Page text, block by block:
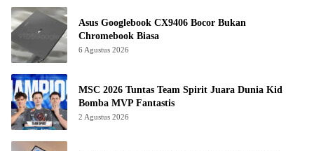
Asus Googlebook CX9406 Bocor Bukan
Chromebook Biasa
6 Agustus 2026
MSC 2026 Tuntas Team Spirit Juara Dunia Kid
Bomba MVP Fantastis
2 Agustus 2026